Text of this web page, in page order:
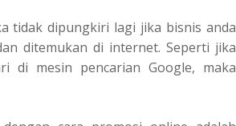
tidak dipungkiri lagi jika bisnis anda
ditemukan di internet. Seperti jika
di mesin pencarian Google, maka